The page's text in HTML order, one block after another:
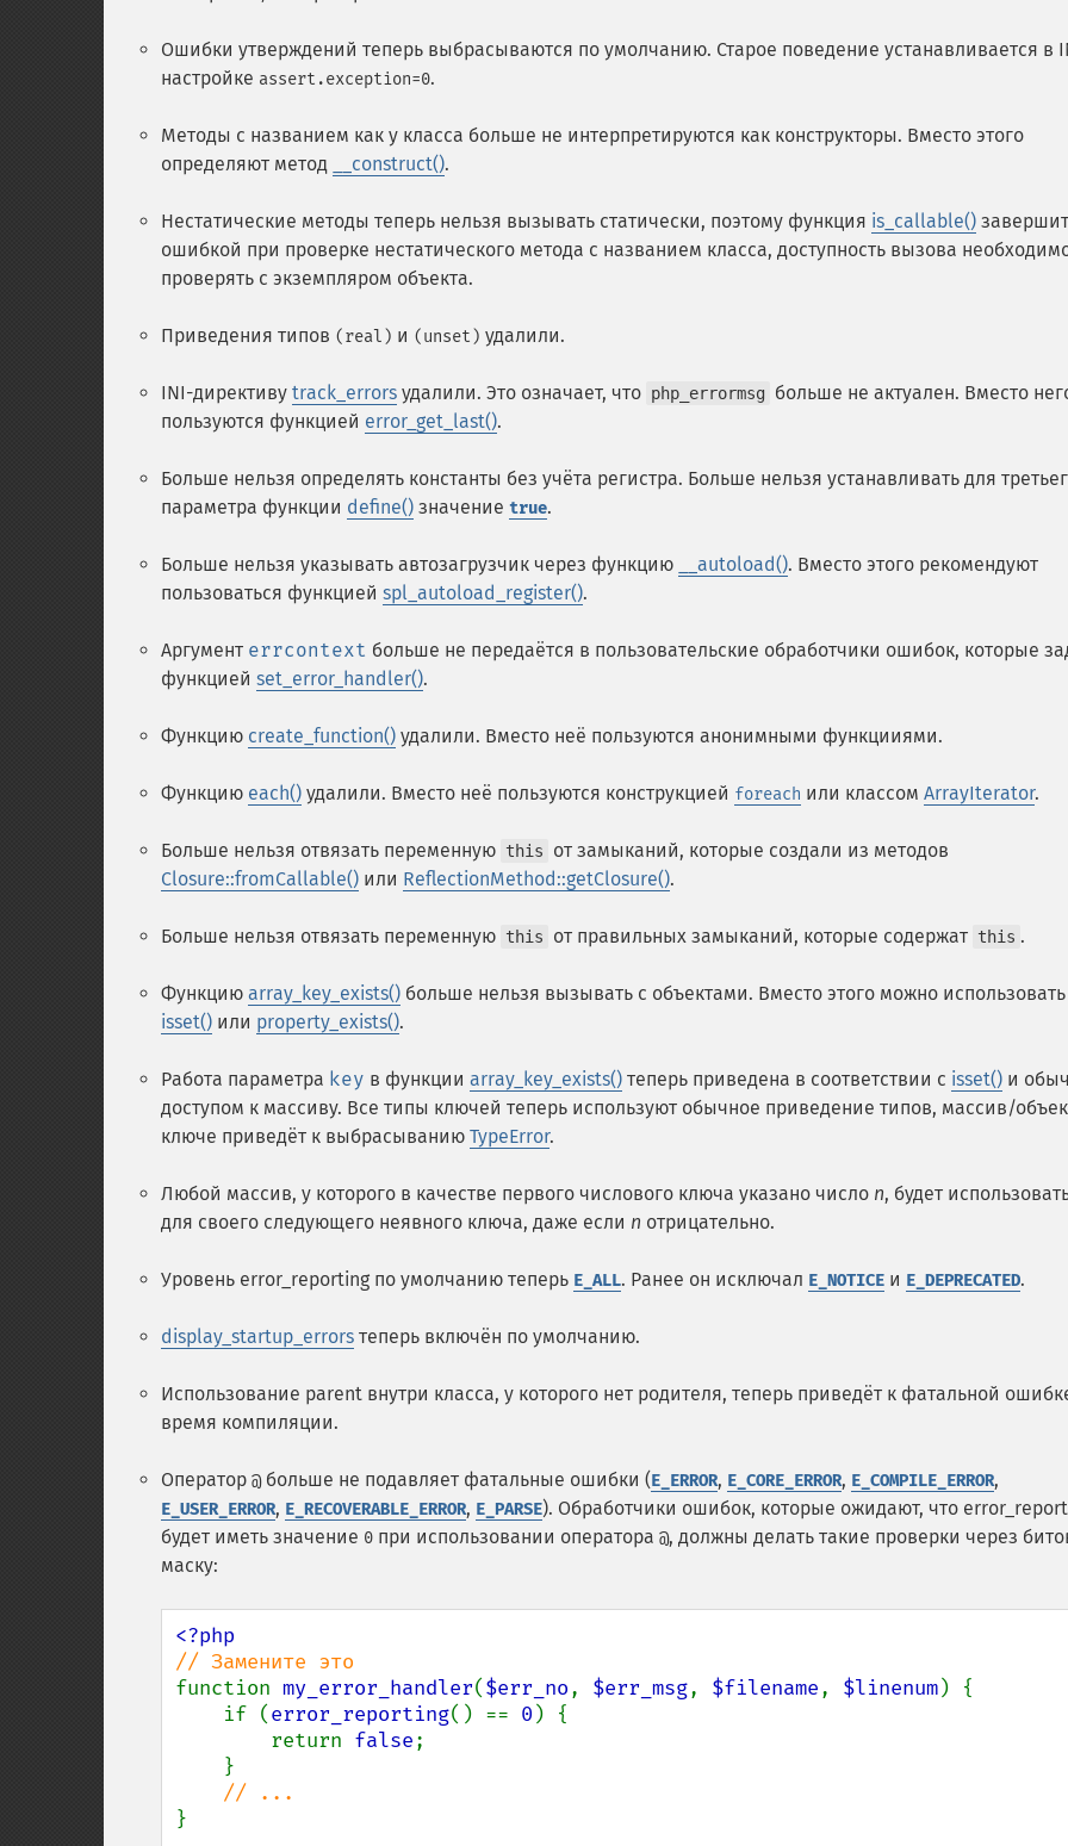
Ошибки утверждений теперь выбрасываются по умолчанию. Старое поведение устанавливается в
настройке assert.exception=0.
Методы с названием как у класса больше не интерпретируются как конструкторы. Вместо этого
определяют метод
__construct().
Нестатические методы теперь нельзя вызывать статически, поэтому функция is_callable()
ошибкой при проверке нестатического метода с названием класса, доступность вызова
проверять с экземпляром объекта.
Приведения типов (real) и (unset) удалили.
INI-директиву track_errors удалили. Это означает, что php_errormsg
больше не актуален. Вместо
пользуются функцией error_get_last().
Больше нельзя определять константы без учёта регистра. Больше нельзя устанавливать для
параметра функции define() значение true.
Больше нельзя указывать автозагрузчик через функцию __autoload(). Вместо этого рекомендуют
пользоваться функцией spl_autoload_register().
Аргумент errcontext больше не передаётся в пользовательские обработчики ошибок, которые
функцией set_error_handler().
Функцию create_function() удалили. Вместо неё пользуются анонимными функцииями.
Функцию each() удалили. Вместо неё пользуются конструкцией foreach или классом ArrayIterator.
Больше нельзя отвязать переменную this
от замыканий, которые создали из методов
Closure::fromCallable() или ReflectionMethod::getClosure().
Больше нельзя отвязать переменную this от правильных замыканий, которые содержат this .
Функцию array_key_exists() больше нельзя вызывать с объектами. Вместо этого можно использовать
isset() или property_exists().
Работа параметра key в функции array_key_exists() теперь приведена в соответствии с isset() и
доступом к массиву. Все типы ключей теперь используют обычное приведение типов, массив/
ключе приведёт к выбрасыванию TypeError.
Любой массив, у которого в качестве первого числового ключа указано число n, будет
для своего следующего неявного ключа, даже если n отрицательно.
Уровень error_reporting по умолчанию теперь E_ALL. Ранее он исключал E_NOTICE и E_DEPRECATED.
display_startup_errors теперь включён по умолчанию.
Использование parent внутри класса, у которого нет родителя, теперь приведёт к фатальной
время компиляции.
Оператор @больше не подавляет фатальные ошибки (E_ERROR, E_CORE_ERROR, E_COMPILE_ERROR,
E_USER_ERROR, E_RECOVERABLE_ERROR, E_PARSE). Обработчики ошибок, которые ожидают, что
будет иметь значение 0 при использовании оператора @, должны делать такие проверки через
маску:
function my_error_handler($err_no, $err_msg, $filename, $linenum) {
    if (
error_reporting() == 0 ) {
        return
false;
}